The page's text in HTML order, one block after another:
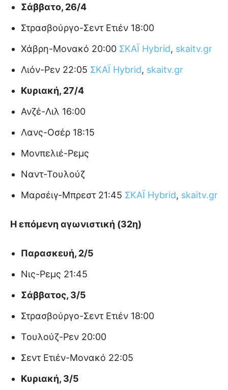
Σάββατο, 26/4
Στρασβούργο-Σεντ Ετιέν 18:00
Χάβρη-Μονακό 20:00 ΣΚΑΪ Hybrid, skaitv.gr
Λιόν-Ρεν 22:05 ΣΚΑΪ Hybrid, skaitv.gr
Κυριακή, 27/4
Ανζέ-Λιλ 16:00
Λανς-Οσέρ 18:15
Μονπελιέ-Ρεμς
Ναντ-Τουλούζ
Μαρσέιγ-Μπρεστ 21:45 ΣΚΑΪ Hybrid, skaitv.gr
Η επόμενη αγωνιστική (32η)
Παρασκευή, 2/5
Νις-Ρεμς 21:45
Σάββατος, 3/5
Στρασβούργο-Σεντ Ετιέν 18:00
Τουλούζ-Ρεν 20:00
Σεντ Ετιέν-Μονακό 22:05
Κυριακή, 3/5